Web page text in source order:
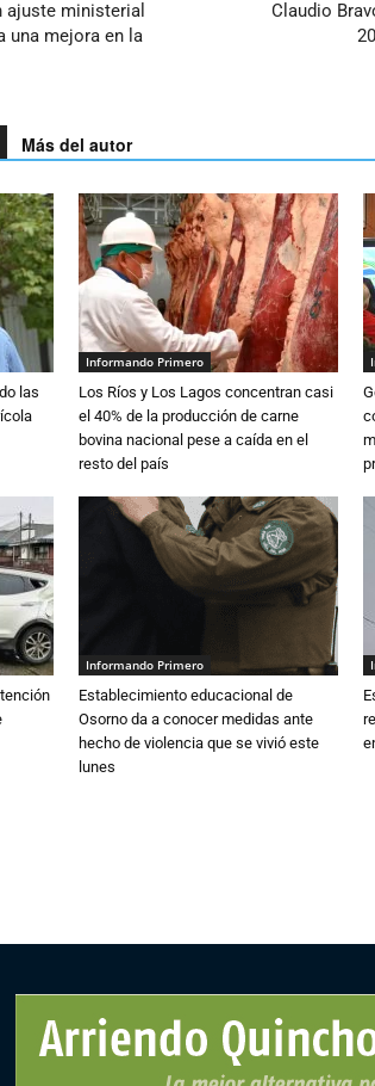
ajuste ministerial
una mejora en la
Claudio
Más del autor
las
Informando Primero
Los Ríos y Los Lagos concentran casi
el 40% de la producción de carne
bovina nacional pese a caída en el
resto del país
Informando Primero
Establecimiento educacional de
Osorno da a conocer medidas ante
hecho de violencia que se vivió este
lunes